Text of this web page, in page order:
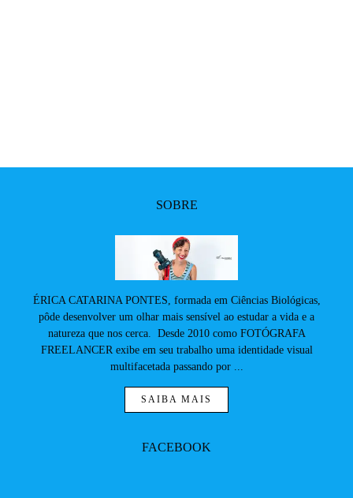
SOBRE
ÉRICA CATARINA PONTES, formada em Ciências Biológicas,
pôde desenvolver um olhar mais sensível ao estudar a vida e a
natureza que nos cerca. Desde 2010 como FOTÓGRAFA
FREELANCER exibe em seu trabalho uma identidade visual
multifacetada passando por ...
SAIBA MAIS
FACEBOOK